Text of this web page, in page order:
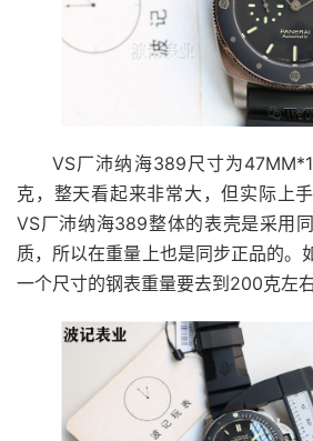
VS厂沛纳海389尺寸为
克，整天看起来非常大，但实际上
VS厂沛纳海389整体的表壳是采用
质，所以在重量上也是同步正品的。
一个尺寸的钢表重量要去到200克左右